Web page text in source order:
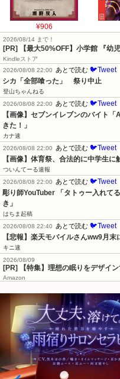
¥906
2026/08/14 まで！
[PR] 【最大50%OFF】小学館 『幼
Kindleストア
2026/08/08 22:00
あとで読む 🐦Tweet
シカ「全部喰った」　祭り中止
登山ちゃんねる
2026/08/08 22:00
あとで読む 🐦Tweet
【画像】セブンイレブンのバイト
きた！」
カナ速
2026/08/08 22:00
あとで読む 🐦Tweet
【画像】体育祭、合法的に中学生
ついんてーる速報
2026/08/08 22:00
あとで読む 🐦Tweet
彫り師YouTuber 「タトゥー入れて
き」
はちま起稿
2026/08/08 22:40
あとで読む 🐦Tweet
【悲報】楽天モバイルさんww9月
キニ速
2026/08/09
[PR] 【特集】理想の眠りをデザイ
Amazon